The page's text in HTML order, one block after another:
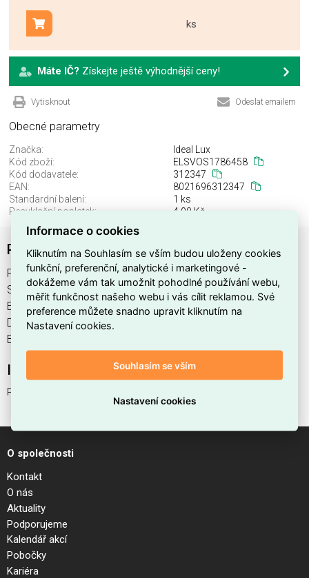
ks
Přidat do košíku
Máte IČ? Získejte ještě výhodnější ceny!
Vytisknout Odeslat emailem
Obecné parametry
Značka:
Ideal Lux
Kód zboží:
ELSVOS1786458
Kód dodavatele:
312347
EAN:
8021696312347
Standardní balení:
1 ks
Recyklační poplatek:
4,00 Kč
PLANET PL D40 BIANCO
PLANET PL D40 BIANCO najdete v kategoriích Svítidla,
Svítidla, světelné zdroje a LED osvětlení, výrobce Ideal Lux,
EAN 8021696312347, kód dodavatele 312347. PLANET PL
D40 BIANCO nabízíme od 1 ks. Kód EMAS PLANET PL D40
BIANCO je ELSVOS1786458.
Interní název produktu
PLANET PL D40 BIANCO
O společnosti
Kontakt
O nás
Aktuality
Podporujeme
Kalendář akcí
Pobočky
Kariéra
Informace o cookies
Kliknutím na Souhlasím se vším budou uloženy cookies
funkční, preferenční, analytické i marketingové -
dokážeme vám tak umožnit pohodlné používání webu,
měřit funkčnost našeho webu i vás cílit reklamou. Své
preference můžete snadno upravit kliknutím na
Nastavení cookies.
Souhlasím se vším
Nastavení cookies